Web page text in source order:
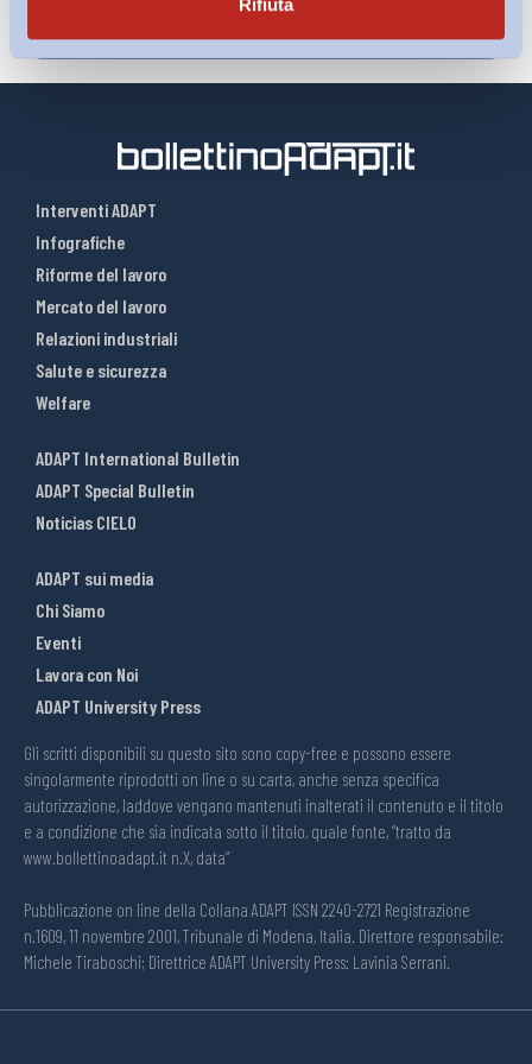
Rifiuta
Interventi ADAPT
Infografiche
Riforme del lavoro
Mercato del lavoro
Relazioni industriali
Salute e sicurezza
Welfare
ADAPT International Bulletin
ADAPT Special Bulletin
Noticias CIELO
ADAPT sui media
Chi Siamo
Eventi
Lavora con Noi
ADAPT University Press
Gli scritti disponibili su questo sito sono copy-free e possono essere
singolarmente riprodotti on line o su carta, anche senza specifica
autorizzazione, laddove vengano mantenuti inalterati il contenuto e il titolo
e a condizione che sia indicata sotto il titolo, quale fonte, “tratto da
www.bollettinoadapt.it n.X, data“
Pubblicazione on line della Collana ADAPT ISSN 2240-2721 Registrazione
n.1609, 11 novembre 2001, Tribunale di Modena, Italia. Direttore responsabile:
Michele Tiraboschi; Direttrice ADAPT University Press: Lavinia Serrani.